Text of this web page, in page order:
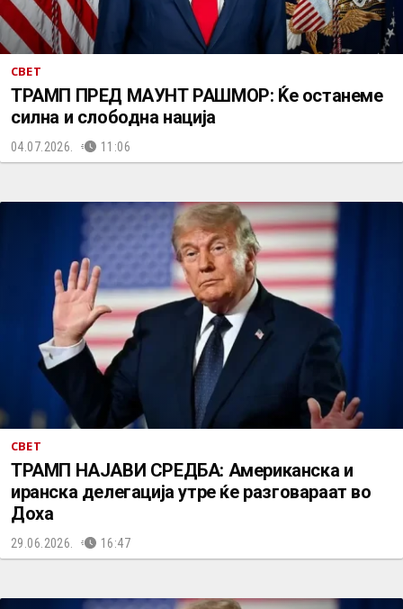
СВЕТ
ТРАМП ПРЕД МАУНТ РАШМОР: Ќе останеме
силна и слободна нација
04.07.2026. 11:06
СВЕТ
ТРАМП НАЈАВИ СРЕДБА: Американска и
иранска делегација утре ќе разговараат во
Доха
29.06.2026. 16:47